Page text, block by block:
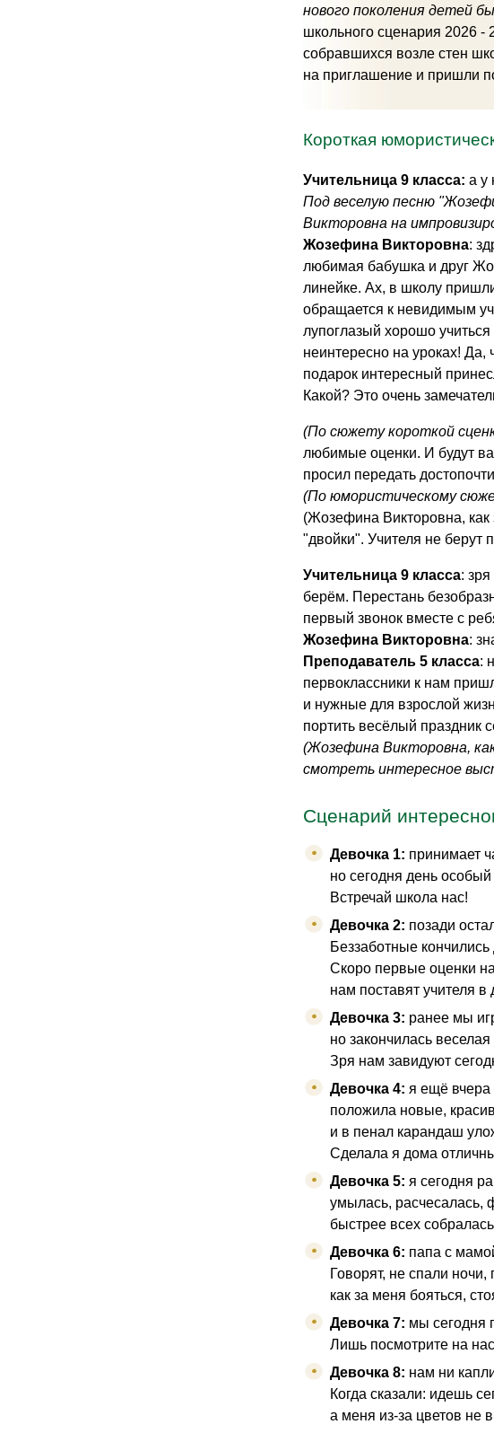
нового поколения детей
школьного сценария 2026 -
собравшихся возле стен
на приглашение и пришли
Короткая
Учительница 9 класса: а у
Под веселую песню
Викторовна на
Жозефина Викторовна:
любимая бабушка и друг
линейке. Ах, в школу
обращается к невидимым
лупоглазый хорошо
неинтересно на уроках!
подарок интересный
Какой? Это очень
(По сюжету короткой
любимые оценки. И будут
просил передать
(По юмористическому
(Жозефина Викторовна, как
"двойки". Учителя не берут
Учительница 9 класса:
берём. Перестань
первый звонок вместе с
Жозефина Викторовна:
Преподаватель 5 класса:
первоклассники к нам
и нужные для взрослой
портить весёлый праздник
(Жозефина Викторовна,
смотреть интересное
Сценарий
Девочка 1: принимает
но сегодня день
Встречай школа нас!
Девочка 2: позади
Беззаботные кончились
Скоро первые оценки
нам поставят учителя в
Девочка 3: ранее мы
но закончилась веселая
Зря нам завидуют
Девочка 4: я ещё вчера
положила новые,
и в пенал карандаш
Сделала я дома
Девочка 5: я сегодня
умылась, расчесалась,
быстрее всех
Девочка 6: папа с
Говорят, не спали
как за меня бояться,
Девочка 7: мы сегодня
Лишь посмотрите на
Девочка 8: нам ни
Когда сказали: идешь
а меня из-за цветов не